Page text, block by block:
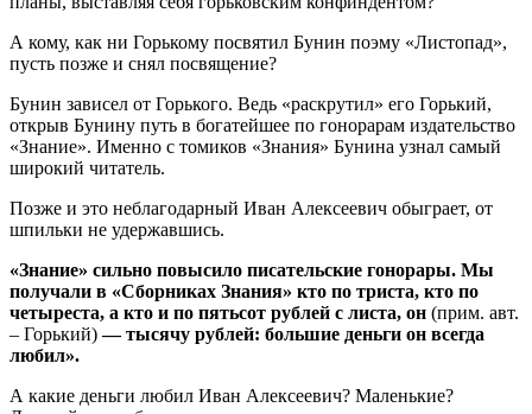
А кому, как ни Горькому посвятил Бунин поэму «Листопад»,
пусть позже и снял посвящение?
Бунин зависел от Горького. Ведь «раскрутил» его Горький,
открыв Бунину путь в богатейшее по гонорарам издательство
«Знание». Именно с томиков «Знания» Бунина узнал самый
широкий читатель.
Позже и это неблагодарный Иван Алексеевич обыграет, от
шпильки не удержавшись.
«Знание» сильно повысило писательские гонорары. Мы
получали в «Сборниках Знания» кто по триста, кто по
четыреста, а кто и по пятьсот рублей с листа, он (прим. авт.
– Горький)— тысячу рублей: большие деньги он всегда
любил».
А какие деньги любил Иван Алексеевич? Маленькие?